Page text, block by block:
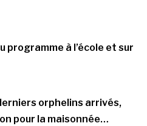
programme à l’école et sur
orphelins arrivés,
pour la maisonnée…